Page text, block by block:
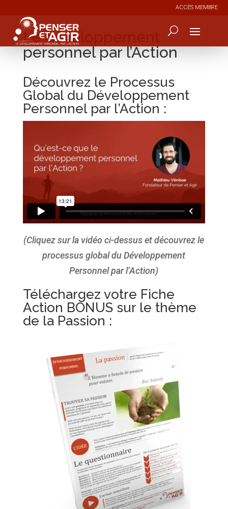
ACCÈS MEMBRE
Le développement
personnel par l’Action
Découvrez le Processus
Global du Développement
Personnel par l’Action :
(Cliquez sur la vidéo ci-dessus et découvrez le
processus global du Développement
Personnel par l’Action)
Téléchargez votre Fiche
Action BONUS sur le thème
de la Passion :